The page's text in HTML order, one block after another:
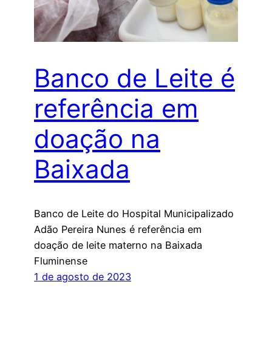
Banco de Leite é
referência em
doação na
Baixada
Banco de Leite do Hospital Municipalizado
Adão Pereira Nunes é referência em
doação de leite materno na Baixada
Fluminense
1 de agosto de 2023